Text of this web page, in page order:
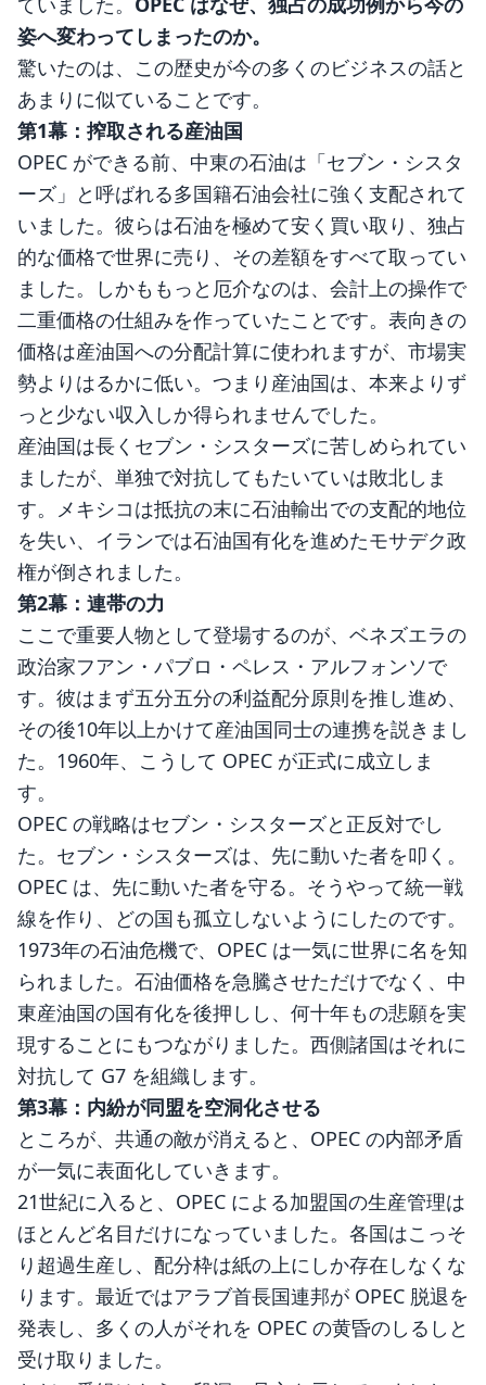
姿へ変わってしまったのか。
驚いたのは、この歴史が今の多くのビジネスの話と
あまりに似ていることです。
第1幕：搾取される産油国
OPEC ができる前、中東の石油は「セブン・シスタ
ーズ」と呼ばれる多国籍石油会社に強く支配されて
いました。彼らは石油を極めて安く買い取り、独占
的な価格で世界に売り、その差額をすべて取ってい
ました。しかももっと厄介なのは、会計上の操作で
二重価格の仕組みを作っていたことです。表向きの
価格は産油国への分配計算に使われますが、市場実
勢よりはるかに低い。つまり産油国は、本来よりず
っと少ない収入しか得られませんでした。
産油国は長くセブン・シスターズに苦しめられてい
ましたが、単独で対抗してもたいていは敗北しま
す。メキシコは抵抗の末に石油輸出での支配的地位
を失い、イランでは石油国有化を進めたモサデク政
権が倒されました。
第2幕：連帯の力
ここで重要人物として登場するのが、ベネズエラの
政治家フアン・パブロ・ペレス・アルフォンソで
す。彼はまず五分五分の利益配分原則を推し進め、
その後10年以上かけて産油国同士の連携を説きまし
た。1960年、こうして OPEC が正式に成立しま
す。
OPEC の戦略はセブン・シスターズと正反対でし
た。セブン・シスターズは、先に動いた者を叩く。
OPEC は、先に動いた者を守る。そうやって統一戦
線を作り、どの国も孤立しないようにしたのです。
1973年の石油危機で、OPEC は一気に世界に名を知
られました。石油価格を急騰させただけでなく、中
東産油国の国有化を後押しし、何十年もの悲願を実
現することにもつながりました。西側諸国はそれに
対抗して G7 を組織します。
第3幕：内紛が同盟を空洞化させる
ところが、共通の敵が消えると、OPEC の内部矛盾
が一気に表面化していきます。
21世紀に入ると、OPEC による加盟国の生産管理は
ほとんど名目だけになっていました。各国はこっそ
り超過生産し、配分枠は紙の上にしか存在しなくな
ります。最近ではアラブ首長国連邦が OPEC 脱退を
発表し、多くの人がそれを OPEC の黄昏のしるしと
受け取りました。